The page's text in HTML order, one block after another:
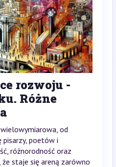
rozwoju -
Różne
od
pisarzy, poetów i
różnorodność oraz
staje się areną zarówno